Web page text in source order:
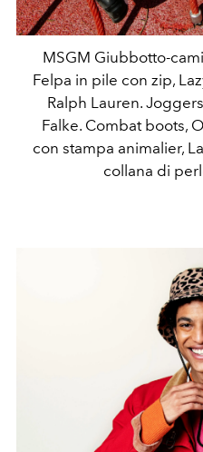
MSGM Giubbotto-
Felpa in pile con zip,
Ralph Lauren.
Falke. Combat boots,
con stampa animalier,
collana di